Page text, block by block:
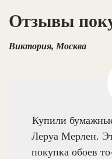
Отзывы
Виктория, Москва
Купили
Леруа Мерлен.
покупка обоев